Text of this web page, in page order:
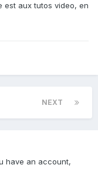
est aux tutos video, en
NEXT
have an account,